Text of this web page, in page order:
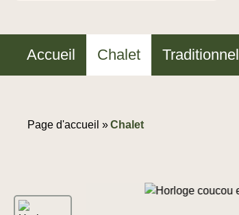
Accueil Chalet Traditionnel
Page d'accueil »Chalet